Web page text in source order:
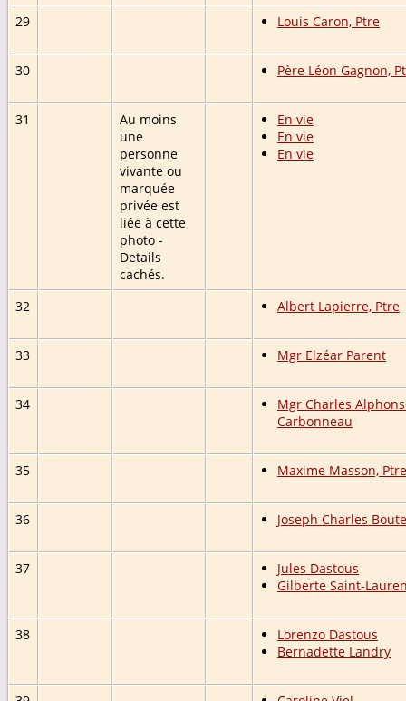
29 Louis Caron, Ptre
30 Père Léon Gagnon,
31
Au moins
une
personne
vivante ou
marquée
privée est
liée à cette
photo -
Details
cachés.
En vie
En vie
En vie
32 Albert Lapierre, Ptre
33 Mgr Elzéar Parent
34
Mgr Charles
Carbonneau
35 Maxime Masson, Ptre
36 Joseph Charles
37
Jules Dastous
Gilberte Saint-
38
Lorenzo Dastous
Bernadette Landry